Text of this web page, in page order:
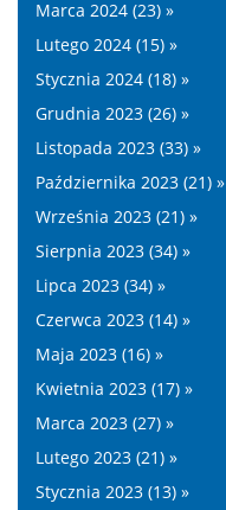
Marca 2024 (23) »
Lutego 2024 (15) »
Stycznia 2024 (18) »
Grudnia 2023 (26) »
Listopada 2023 (33) »
Października 2023 (21) »
Września 2023 (21) »
Sierpnia 2023 (34) »
Lipca 2023 (34) »
Czerwca 2023 (14) »
Maja 2023 (16) »
Kwietnia 2023 (17) »
Marca 2023 (27) »
Lutego 2023 (21) »
Stycznia 2023 (13) »